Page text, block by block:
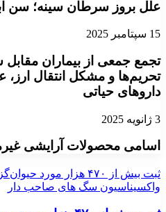
علل بروز سرطان سینه؛ سن ابتلا به زیر
15 سپتامبر 2025
تجمع جمعی از بیماران مقابل
تحریم‌ها و مشکل انتقال
داروهای حیاتی
3 ژانویه 2025
اسامی محصولات آرایشی
ثبت بیش از ۴۷۰ هزار
واکسیناسیون سگ های صاحب دار